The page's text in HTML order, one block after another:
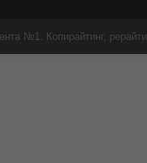
№1. Копирайтинг,